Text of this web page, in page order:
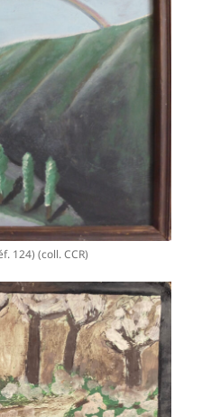
124) (coll. CCR)